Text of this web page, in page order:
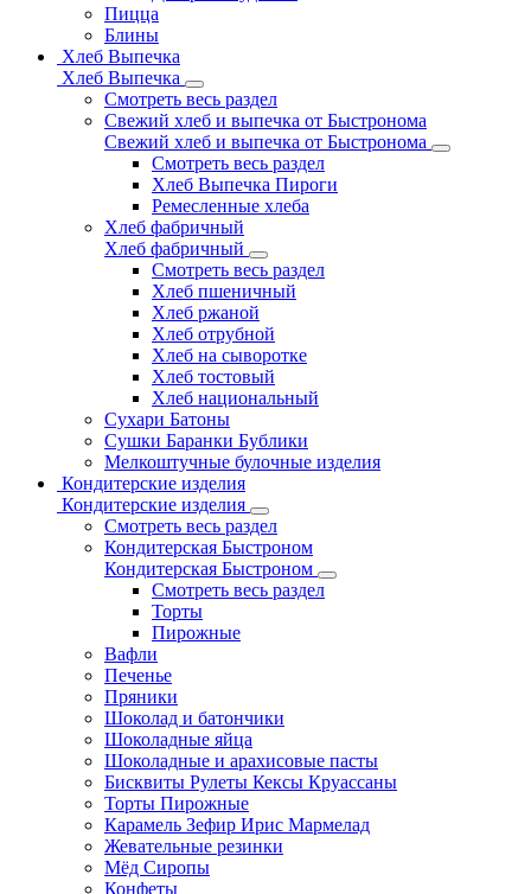
Пицца
Блины
Хлеб Выпечка
Хлеб Выпечка
Смотреть весь раздел
Свежий хлеб и выпечка от Быстронома
Свежий хлеб и выпечка от Быстронома
Смотреть весь раздел
Хлеб Выпечка Пироги
Ремесленные хлеба
Хлеб фабричный
Хлеб фабричный
Смотреть весь раздел
Хлеб пшеничный
Хлеб ржаной
Хлеб отрубной
Хлеб на сыворотке
Хлеб тостовый
Хлеб национальный
Сухари Батоны
Сушки Баранки Бублики
Мелкоштучные булочные изделия
Кондитерские изделия
Кондитерские изделия
Смотреть весь раздел
Кондитерская Быстроном
Кондитерская Быстроном
Смотреть весь раздел
Торты
Пирожные
Вафли
Печенье
Пряники
Шоколад и батончики
Шоколадные яйца
Шоколадные и арахисовые пасты
Бисквиты Рулеты Кексы Круассаны
Торты Пирожные
Карамель Зефир Ирис Мармелад
Жевательные резинки
Мёд Сиропы
Конфеты